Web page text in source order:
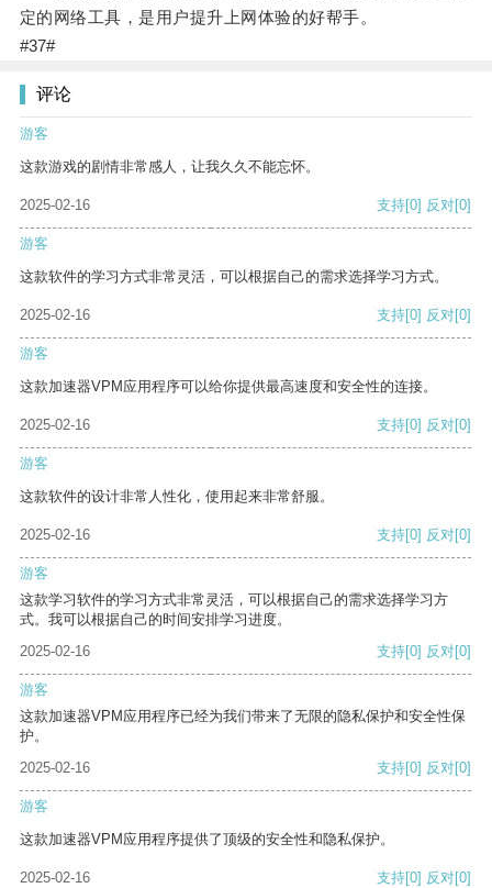
定的网络工具，是用户提升上网体验的好帮手。
#37#
评论
游客
这款游戏的剧情非常感人，让我久久不能忘怀。
2025-02-16 支持[0] 反对[0]
游客
这款软件的学习方式非常灵活，可以根据自己的需求选择学习方式。
2025-02-16 支持[0] 反对[0]
游客
这款加速器VPM应用程序可以给你提供最高速度和安全性的连接。
2025-02-16 支持[0] 反对[0]
游客
这款软件的设计非常人性化，使用起来非常舒服。
2025-02-16 支持[0] 反对[0]
游客
这款学习软件的学习方式非常灵活，可以根据自己的需求选择学习方
式。我可以根据自己的时间安排学习进度。
2025-02-16
支持[0] 反对[0]
游客
这款加速器VPM应用程序已经为我们带来了无限的隐私保护和安全性保
护。
2025-02-16
支持[0] 反对[0]
游客
这款加速器VPM应用程序提供了顶级的安全性和隐私保护。
2025-02-16 支持[0] 反对[0]